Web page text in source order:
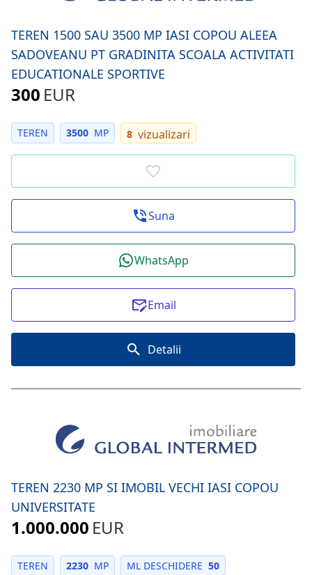
TEREN 1500 SAU 3500 MP IASI COPOU ALEEA
SADOVEANU PT GRADINITA SCOALA ACTIVITATI
EDUCATIONALE SPORTIVE
300 EUR
TEREN MP
3500 vizualizari
8
Suna
WhatsApp
Email
Detalii
TEREN 2230 MP SI IMOBIL VECHI IASI COPOU
UNIVERSITATE
1.000.000 EUR
TEREN MP
2230 ML DESCHIDERE 50